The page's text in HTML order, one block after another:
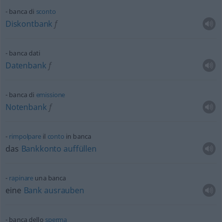
banca di sconto
Diskontbank f
banca dati
Datenbank f
banca di emissione
Notenbank f
rimpolpareil conto in banca
das Bankkonto auffüllen
rapinare una banca
eine Bank ausrauben
banca dello sperma